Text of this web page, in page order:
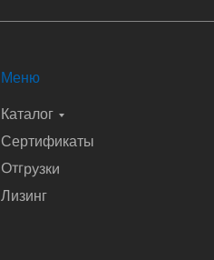
Каталог
Сертификаты
Отгрузки
Лизинг
Меню